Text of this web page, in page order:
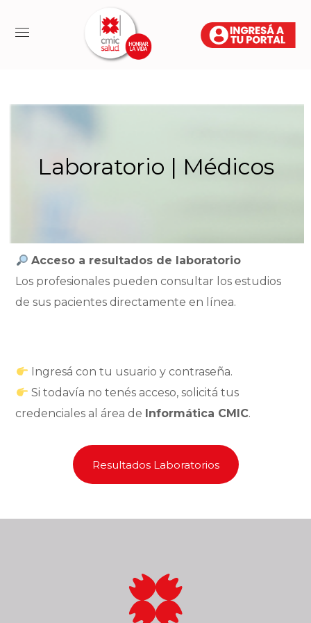
Laboratorio | Médicos
Acceso a resultados de laboratorio
Los profesionales pueden consultar los estudios
de sus pacientes directamente en línea.
Ingresá con tu usuario y contraseña.
Si todavía no tenés acceso, solicitá tus
credenciales al área de Informática CMIC.
Resultados Laboratorios